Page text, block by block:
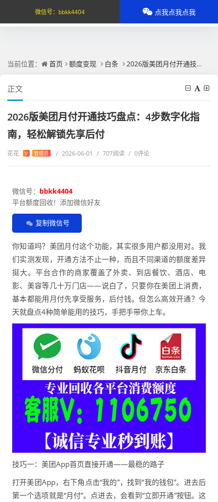
当前位置： 首页 额度变现 白条 2026版美团月付开通技巧盘点：4步数字化指南，轻松解锁先享后付
正文
2026版美团月付开通技巧盘点：4步数字化指
南，轻松解锁先享后付
花花 V 管理员 / 2026-06-01 / 707阅读 / 0评论
微信号： bbkk4404
平台额度回收！添加微信好友
复制微信号
你知道吗？美团月付这个功能，其实很多用户都没用对。我
们实测发现，开通方法不止一种，而且不同渠道的额度差异
挺大。平台合作的商家覆盖了外卖、到店餐饮、酒店、电
影、美容等几十万门店——说白了，只要你在美团上消费，
基本都能用月付先享受服务，后付钱。但怎么高效开通？今
天就盘点4种简单能用的技巧，手把手带你上车。
技巧一：美团App首页直接开通——最稳的路子
打开美团App，右下角点击“我的”，找到“我的钱包”。进去后
第一个选项就是“月付”。点进去，会看到“立即开通”按钮。这
微信号： bbkk4404 点我点我点我